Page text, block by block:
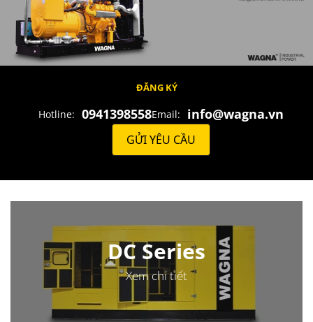
ĐĂNG KÝ
Hotline: 0941398558Email: info@wagna.vn
GỬI YÊU CẦU
DC Series
Xem chi tiết